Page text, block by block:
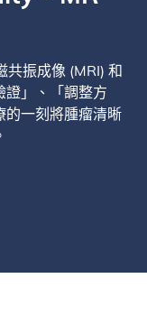
共振成像 (MRI) 和
證」、「調整方
的一刻將腫瘤清晰
及其獨有的螺旋形
療配合治療床的
角度照射而達到治
幻燈片